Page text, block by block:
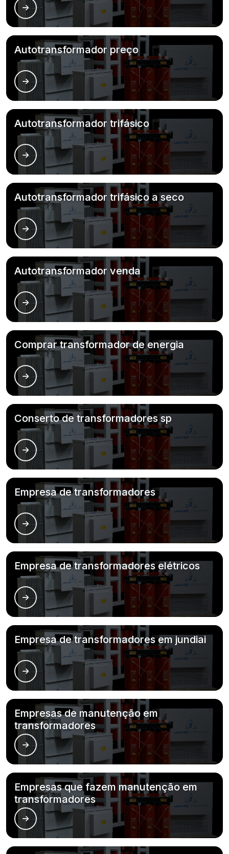
Autotransformador preço
Autotransformador trifásico
Autotransformador trifásico a seco
Autotransformador venda
Comprar transformador de energia
Conserto de transformadores sp
Empresa de transformadores
Empresa de transformadores elétricos
Empresa de transformadores em jundiai
Empresas de manutenção em
transformadores
Empresas que fazem manutenção em
transformadores